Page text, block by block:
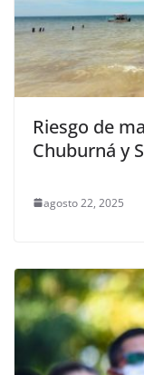
Riesgo de
Chuburná y
agosto 22, 2025